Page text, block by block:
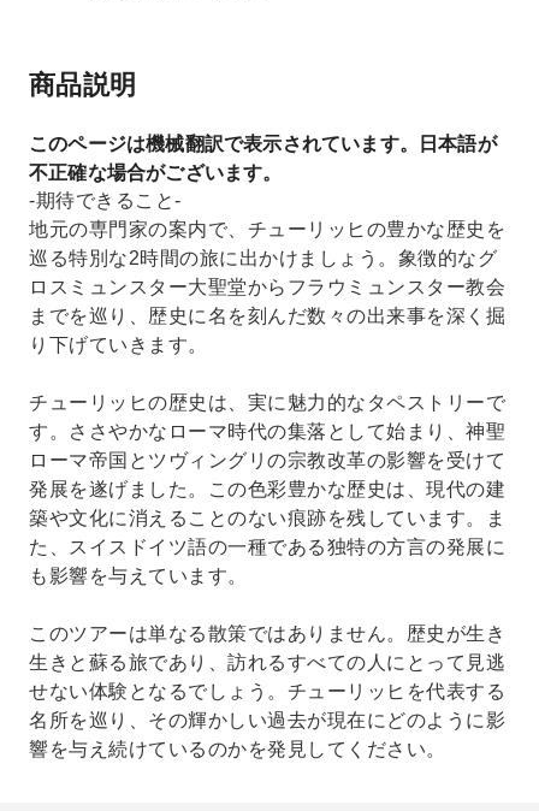
商品説明
このページは機械翻訳で表示されています。日本語が
不正確な場合がございます。
-期待できること-
地元の専門家の案内で、チューリッヒの豊かな歴史を
巡る特別な2時間の旅に出かけましょう。象徴的なグ
ロスミュンスター大聖堂からフラウミュンスター教会
までを巡り、歴史に名を刻んだ数々の出来事を深く掘
り下げていきます。
チューリッヒの歴史は、実に魅力的なタペストリーで
す。ささやかなローマ時代の集落として始まり、神聖
ローマ帝国とツヴィングリの宗教改革の影響を受けて
発展を遂げました。この色彩豊かな歴史は、現代の建
築や文化に消えることのない痕跡を残しています。ま
た、スイスドイツ語の一種である独特の方言の発展に
も影響を与えています。
このツアーは単なる散策ではありません。歴史が生き
生きと蘇る旅であり、訪れるすべての人にとって見逃
せない体験となるでしょう。チューリッヒを代表する
名所を巡り、その輝かしい過去が現在にどのように影
響を与え続けているのかを発見してください。